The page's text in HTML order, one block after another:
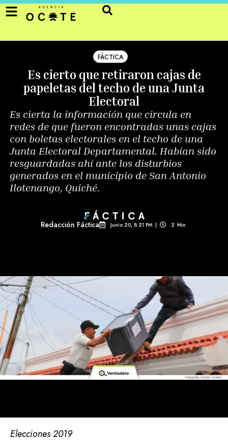
FÁCTICA
Es cierto que retiraron cajas de
papeletas del techo de una Junta
Electoral
Es cierta la información que circula en
redes de que fueron encontradas unas cajas
con boletas electorales en el techo de una
Junta Electoral Departamental. Habían sido
resguardadas ahí ante los disturbios
generados en el municipio de San Antonio
Ilotenango, Quiché.
Redacción Fáctica Junio 20, 8:21 PM | 2 Min
Elecciones 2019